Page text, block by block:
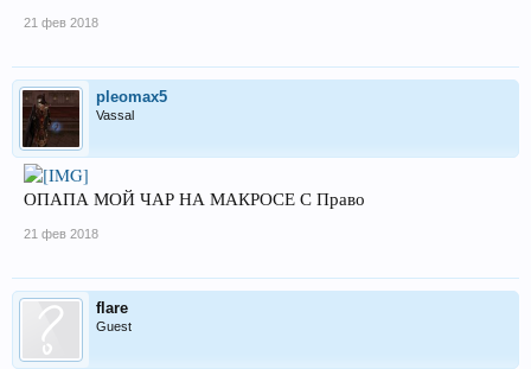
21 фев 2018
pleomax5
Vassal
ОПАПА МОЙ ЧАР НА МАКРОСЕ С Право
21 фев 2018
flare
Guest